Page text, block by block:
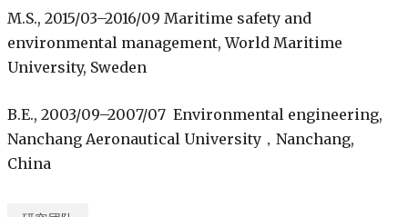
M.S., 2015/03–2016/09 Maritime safety and
environmental management, World Maritime
University, Sweden
B.E., 2003/09–2007/07 Environmental engineering,
Nanchang Aeronautical University，Nanchang,
China